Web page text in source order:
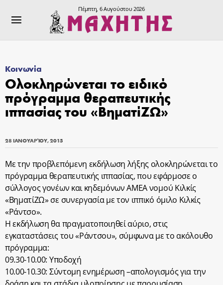
Πέμπτη, 6 Αυγούστου 2026
Κοινωνία
Ολοκληρώνεται το ειδικό
πρόγραμμα θεραπευτικής
ιππασίας του «ΒηματίΖΩ»
28 ΙΑΝΟΥΑΡΊΟΥ, 2015
Με την προβλεπόμενη εκδήλωση λήξης ολοκληρώνεται το
πρόγραμμα θεραπευτικής ιππασίας, που εφάρμοσε ο
σύλλογος γονέων και κηδεμόνων ΑΜΕΑ νομού Κιλκίς
«ΒηματίΖΩ» σε συνεργασία με τον ιππικό όμιλο Κιλκίς
«Ράντσο».
Η εκδήλωση θα πραγματοποιηθεί αύριο, στις
εγκαταστάσεις του «Ράντσου», σύμφωνα με το ακόλουθο
πρόγραμμα:
09.30-10.00: Υποδοχή
10.00-10.30: Σύντομη ενημέρωση –απολογισμός για την